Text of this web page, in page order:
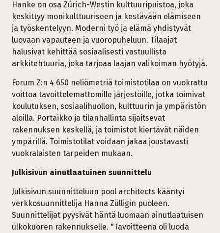
Hanke on osa Zürich-Westin kulttuuripuistoa, joka
keskittyy monikulttuuriseen ja kestävään elämiseen
ja työskentelyyn. Moderni työ ja elämä yhdistyvät
luovaan vapauteen ja vuoropuheluun. Tilaajat
halusivat kehittää sosiaalisesti vastuullista
arkkitehtuuria, joka tarjoaa laajan valikoiman hyötyjä.
Forum Z:n 4 650 neliömetriä toimistotilaa on vuokrattu
voittoa tavoittelemattomille järjestöille, jotka toimivat
koulutuksen, sosiaalihuollon, kulttuurin ja ympäristön
aloilla. Portaikko ja tilanhallinta sijaitsevat
rakennuksen keskellä, ja toimistot kiertävät näiden
ympärillä. Toimistotilat voidaan jakaa joustavasti
vuokralaisten tarpeiden mukaan.
Julkisivun ainutlaatuinen suunnittelu
Julkisivun suunnitteluun pool architects kääntyi
verkkosuunnittelija Hanna Zülligin puoleen.
Suunnittelijat pyysivät häntä luomaan ainutlaatuisen
ulkokuoren rakennukselle. "Tavoitteena oli luoda